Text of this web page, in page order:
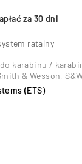
za 30 dni
ratalny
do karabinu /
& Wesson,
(ETS)